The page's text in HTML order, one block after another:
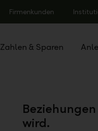
Firmenkunden
Zahlen & Sparen
wird.